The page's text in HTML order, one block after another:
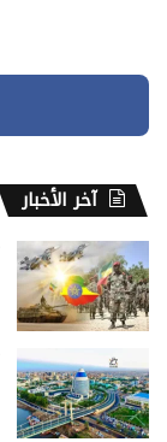
آخر الأخبار